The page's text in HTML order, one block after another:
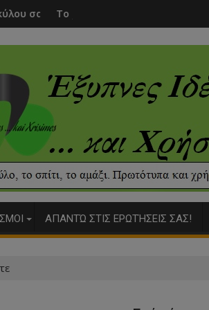
την σκέψη
ΑΠΑΝΤΏ ΣΤΙΣ ΕΡΩΤΉΣΕΙΣ ΣΑΣ!